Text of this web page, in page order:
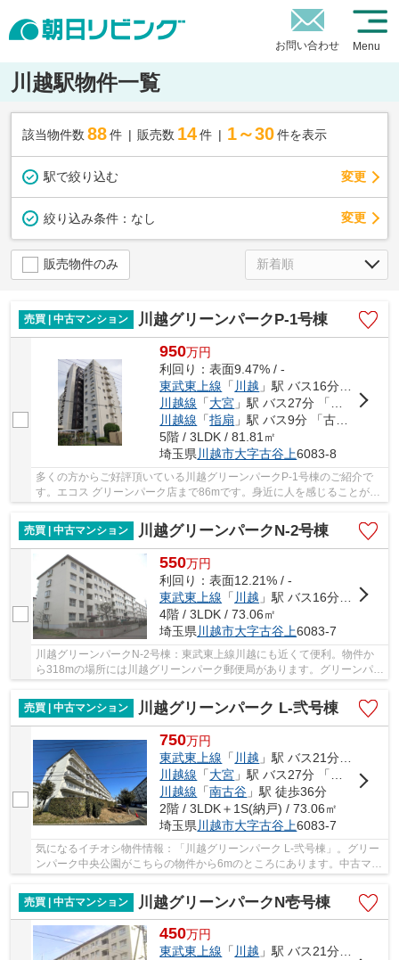
お問い合わせ Menu
川越駅物件一覧
該当物件数 88件 販売数 14 件 1～30 件を表示
駅で絞り込む 変更
絞り込み条件： なし 変更
販売物件のみ
売買 | 中古マンション 川越グリーンパークP-1号棟
950万円
利回り：表面9.47% / -
東武東上線 「 川越 」駅 バス16分 「川越グリーンパーク」 停歩2分
川越線 「大宮 」駅 バス27分 「川越グリーンパーク」 停歩2分
川越線 「指扇 」駅 バス9分 「古谷小学校」 停歩3分
5階 / 3LDK / 81.81㎡
埼玉県 川越市大字古谷上6083-8
多くの方からご好評頂いている川越グリーンパークP-1号棟のご紹介で
す。エコス グリーンパーク店まで86mです。身近に人を感じることがで
売買 | 中古マンション
川越グリーンパークN-2号棟
550万円
利回り：表面12.21% / -
東武東上線 「 川越 」駅 バス16分 「川越グリーンパーク」 停歩3分
4階 / 3LDK / 73.06㎡
埼玉県 川越市大字古谷上6083-7
川越グリーンパークN-2号棟：東武東上線川越にも近くて便利。物件か
ら318mの場所には川越グリーンパーク郵便局があります。グリーンパー
ク中央公園が物件から6mのところにあります。マ...
売買 | 中古マンション
川越グリーンパーク L-弐号棟
750万円
東武東上線 「 川越 」駅 バス21分 「川越グリーンパーク」 停歩4分
川越線 「大宮 」駅 バス27分 「川越グリーンパーク」 停歩4分
川越線 「南古谷 」駅 徒歩36分
2階 / 3LDK＋1S(納戸) / 73.06㎡
埼玉県 川越市大字古谷上6083-7
気になるイチオシ物件情報：「川越グリーンパーク L-弐号棟」。グリー
ンパーク中央公園がこちらの物件から6mのところにあります。中古マン
ションなら周りにどのような人が住んでいるか...
売買 | 中古マンション
川越グリーンパークN壱号棟
450万円
東武東上線 「 川越 」駅 バス21分 「川越グリーンパーク」 停歩3分